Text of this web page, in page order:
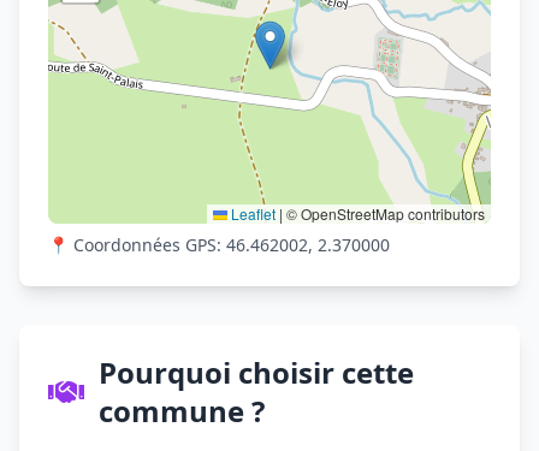
Leaflet | © OpenStreetMap contributors
📍 Coordonnées GPS: 46.462002, 2.370000
Pourquoi choisir cette
commune ?